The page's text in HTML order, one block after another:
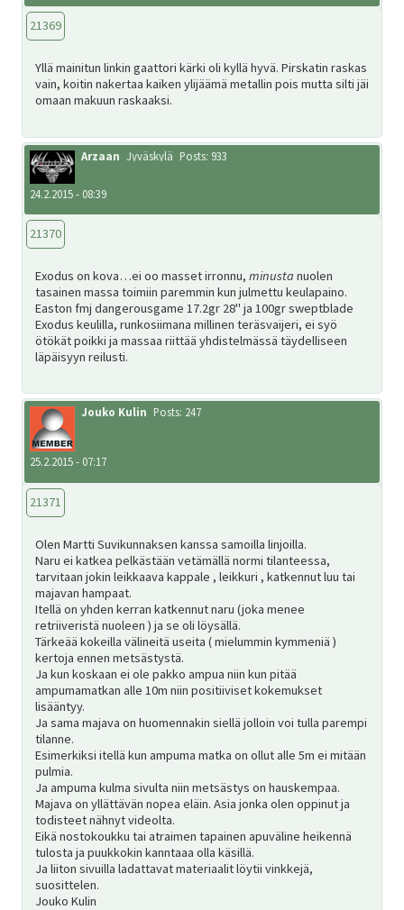
SV
EN
21369
Yllä mainitun linkin gaattori kärki oli kyllä hyvä. Pirskatin raskas
vain, koitin nakertaa kaiken ylijäämä metallin pois mutta silti jäi
omaan makuun raskaaksi.
Arzaan Jyväskylä Posts: 933
24.2.2015 - 08:39
21370
Exodus on kova…ei oo masset irronnu, minustanuolen
tasainen massa toimiin paremmin kun julmettu keulapaino.
Easton fmj dangerousgame 17.2gr 28" ja 100gr sweptblade
Exodus keulilla, runkosiimana millinen teräsvaijeri, ei syö
ötökät poikki ja massaa riittää yhdistelmässä täydelliseen
läpäisyyn reilusti.
Jouko Kulin Posts: 247
25.2.2015 - 07:17
21371
Olen Martti Suvikunnaksen kanssa samoilla linjoilla.
Naru ei katkea pelkästään vetämällä normi tilanteessa,
tarvitaan jokin leikkaava kappale , leikkuri , katkennut luu tai
majavan hampaat.
Itellä on yhden kerran katkennut naru (joka menee
retriiveristä nuoleen ) ja se oli löysällä.
Tärkeää kokeilla välineitä useita ( mielummin kymmeniä )
kertoja ennen metsästystä.
Ja kun koskaan ei ole pakko ampua niin kun pitää
ampumamatkan alle 10m niin positiiviset kokemukset
lisääntyy.
Ja sama majava on huomennakin siellä jolloin voi tulla parempi
tilanne.
Esimerkiksi itellä kun ampuma matka on ollut alle 5m ei mitään
pulmia.
Ja ampuma kulma sivulta niin metsästys on hauskempaa.
Majava on yllättävän nopea eläin. Asia jonka olen oppinut ja
todisteet nähnyt videolta.
Eikä nostokoukku tai atraimen tapainen apuväline heikennä
tulosta ja puukkokin kanntaaa olla käsillä.
Ja liiton sivuilla ladattavat materiaalit löytii vinkkejä,
suosittelen.
Jouko Kulin